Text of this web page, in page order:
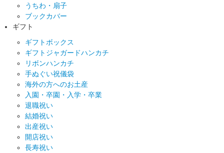
うちわ・扇子
ブックカバー
ギフト
ギフトボックス
ギフトジャガードハンカチ
リボンハンカチ
手ぬぐい祝儀袋
海外の方へのお土産
入園・卒園・入学・卒業
退職祝い
結婚祝い
出産祝い
開店祝い
長寿祝い